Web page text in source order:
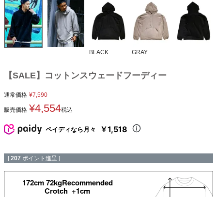
BLACK GRAY
【SALE】コットンスウェードフーディー
通常価格 ¥7,590
販売価格 ¥4,554税込
ペイディなら月々 ￥1,518
[ 207 ポイント進呈 ]
172cm 72kgRecommended
Crotch +1cm